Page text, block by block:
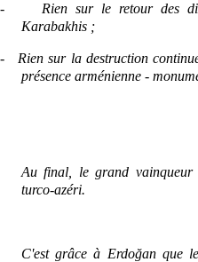
-
Rien sur le retour des
Karabakhis ;
-
Rien sur la destruction
présence arménienne -
Au final, le grand vainqueur
turco-azéri.
C'est grâce à Erdoğan que